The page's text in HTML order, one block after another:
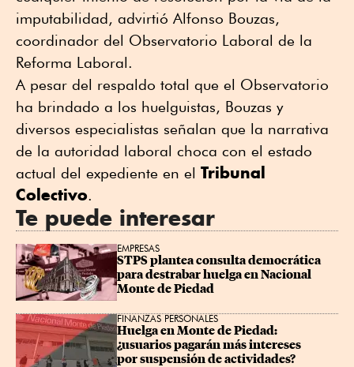
imputabilidad, advirtió Alfonso Bouzas,
coordinador del Observatorio Laboral de la
Reforma Laboral.
A pesar del respaldo total que el Observatorio
ha brindado a los huelguistas, Bouzas y
diversos especialistas señalan que la narrativa
de la autoridad laboral choca con el estado
actual del expediente en el Tribunal
Colectivo.
Te puede interesar
EMPRESAS
STPS plantea consulta democrática
para destrabar huelga en Nacional
Monte de Piedad
FINANZAS PERSONALES
Huelga en Monte de Piedad:
¿usuarios pagarán más intereses
por suspensión de actividades?